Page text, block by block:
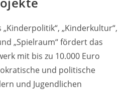
„Kinderkultur“,
„Spielraum“ fördert das
mit bis zu 10.000 Euro
und politische
und Jugendlichen